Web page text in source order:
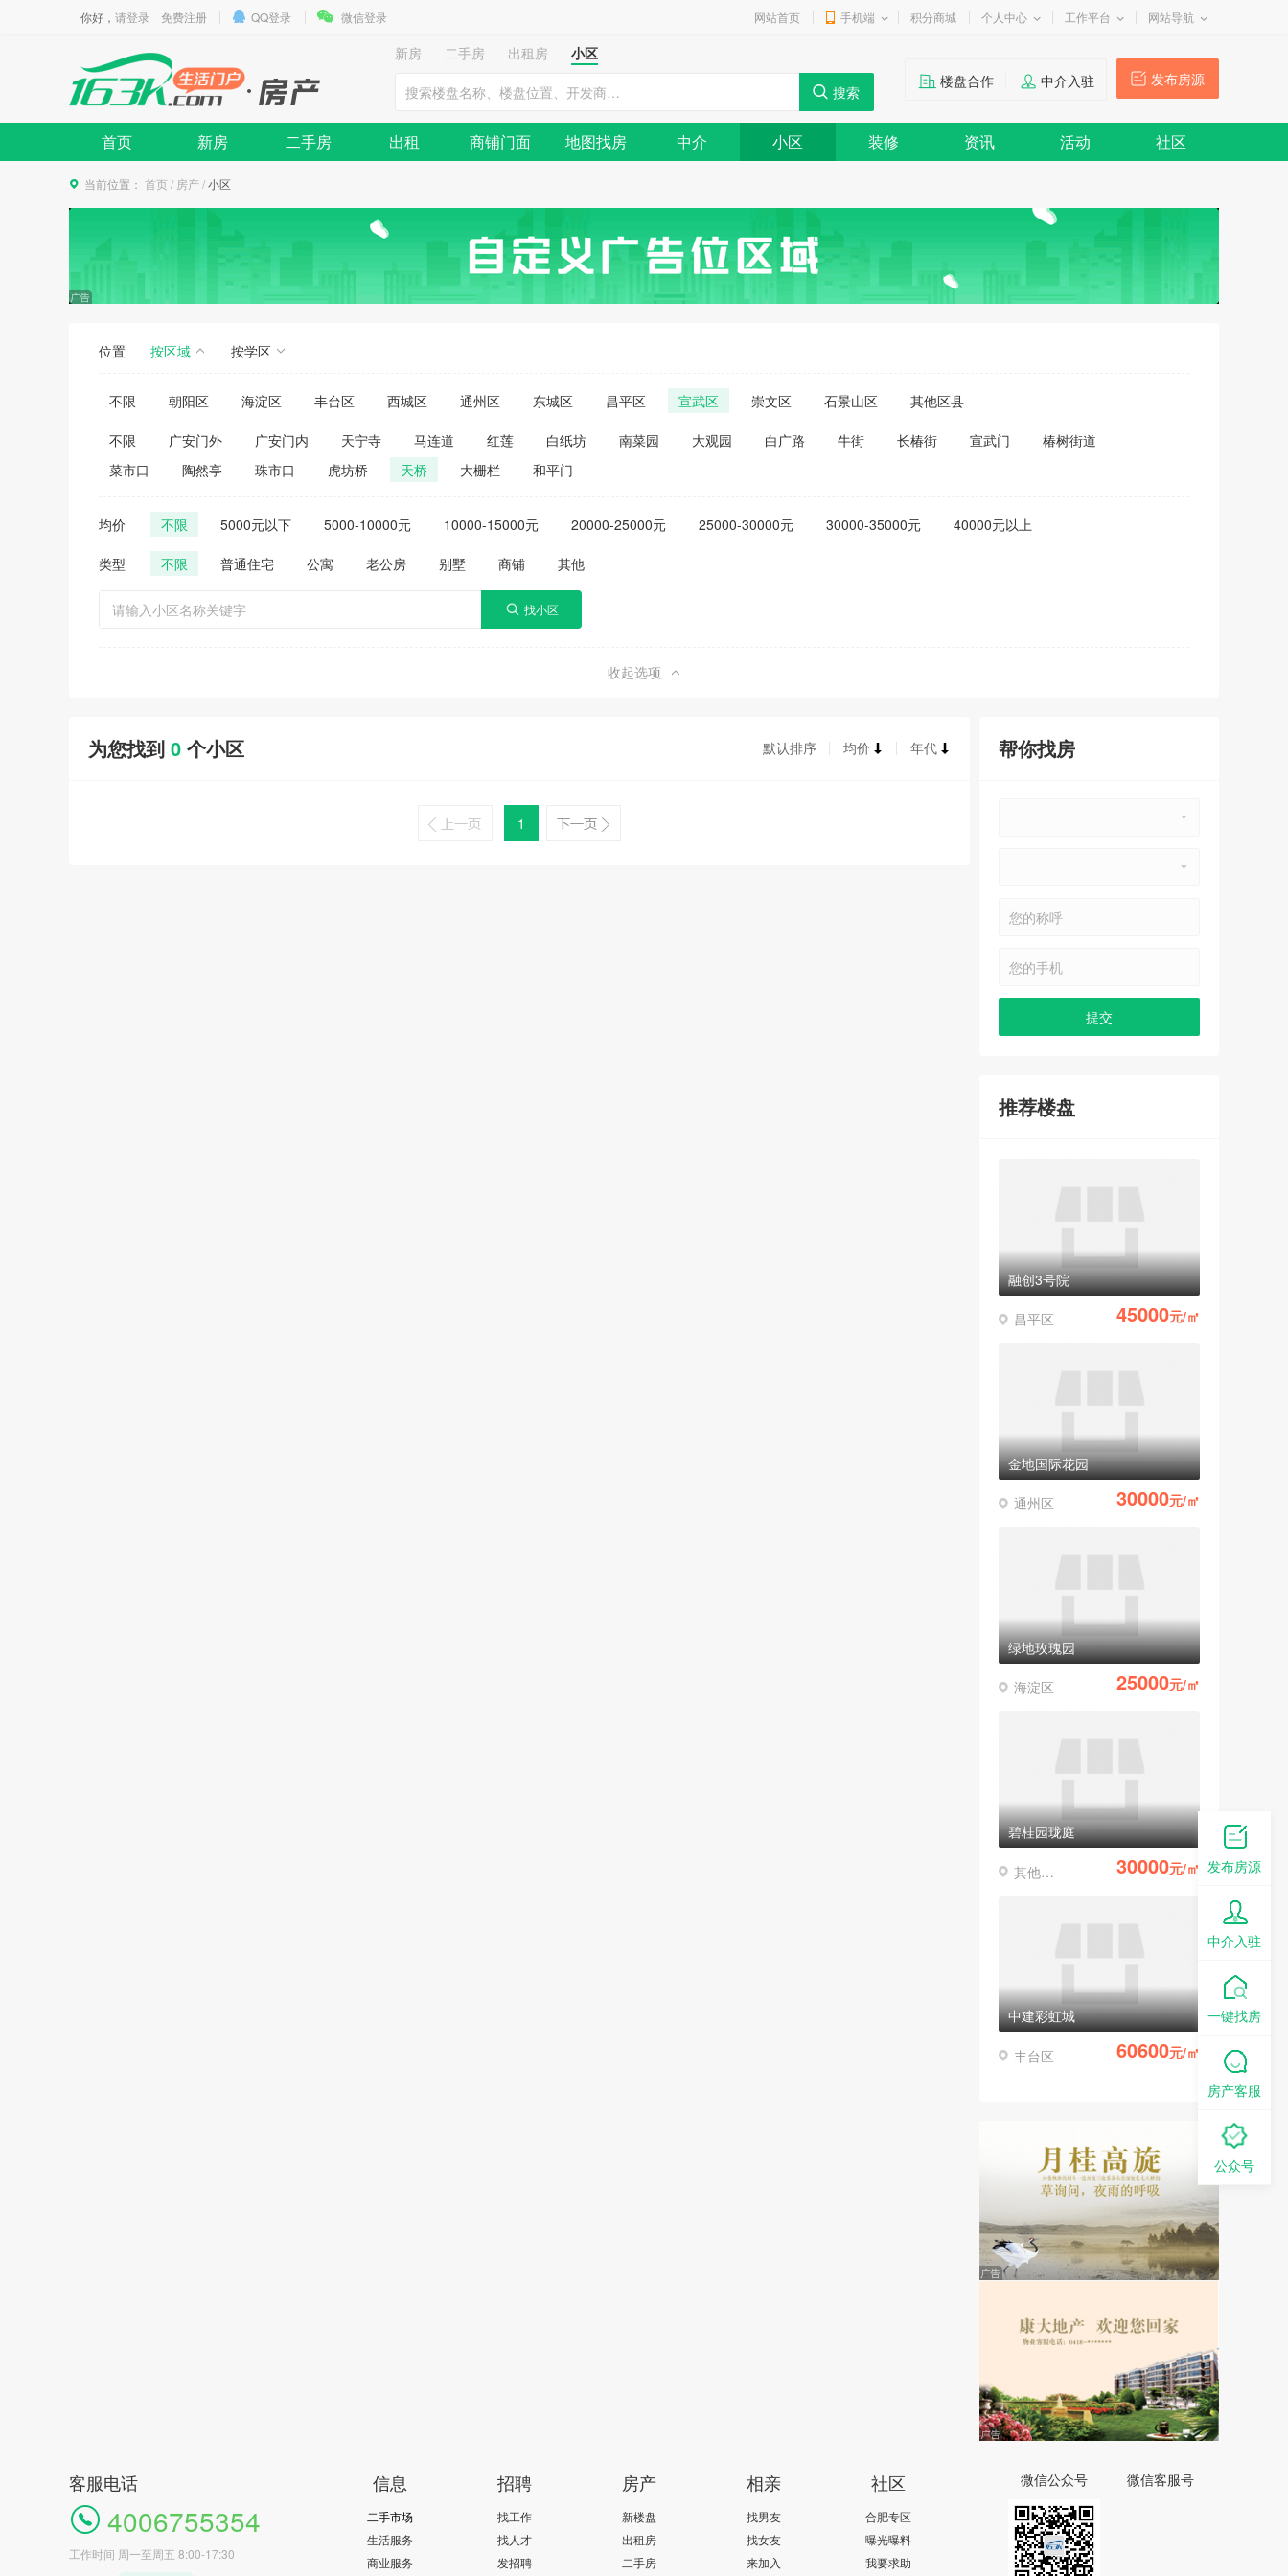
你好， 请登录 免费注册 QQ登录 微信登录 网站首页 手机端 积分商城 个人中心 工作平台 网站导航
新房 二手房 出租房
小区
发布房源
楼盘合作 中介入驻
首页 新房 二手房 出租 商铺门面 地图找房 中介 小区 装修 资讯 活动 社区
当前位置： 首页 / 房产/小区
位置 按区域 按学区
不限 朝阳区 海淀区 丰台区 西城区 通州区 东城区 昌平区 宣武区 崇文区 石景山区 其他区县
不限 广安门外 广安门内 天宁寺 马连道 红莲 白纸坊 南菜园 大观园 白广路 牛街 长椿街 宣武门
椿树街道
菜市口
陶然亭 珠市口 虎坊桥 天桥 大栅栏 和平门
均价 不限 5000元以下 5000-10000元 10000-15000元 20000-25000元 25000-30000元 30000-35000元 40000元以上
类型 不限 普通住宅 公寓 老公房 别墅 商铺 其他
收起选项
默认排序 均价 年代
为您找到 0 个小区
1
帮你找房
推荐楼盘
融创3号院
昌平区 45000元/㎡
金地国际花园
通州区 30000元/㎡
绿地玫瑰园
海淀区 25000元/㎡
碧桂园珑庭
其他区县 30000元/㎡
中建彩虹城
丰台区 60600元/㎡
客服电话
4006755354
工作时间 周一至周五 8:00-17:30
信息
二手市场
生活服务
商业服务
招聘
找工作
找人才
发招聘
房产
新楼盘
出租房
二手房
相亲
找男友
找女友
来加入
社区
合肥专区
曝光曝料
我要求助
微信公众号 微信客服号
发布房源
中介入驻
一键找房
房产客服
公众号